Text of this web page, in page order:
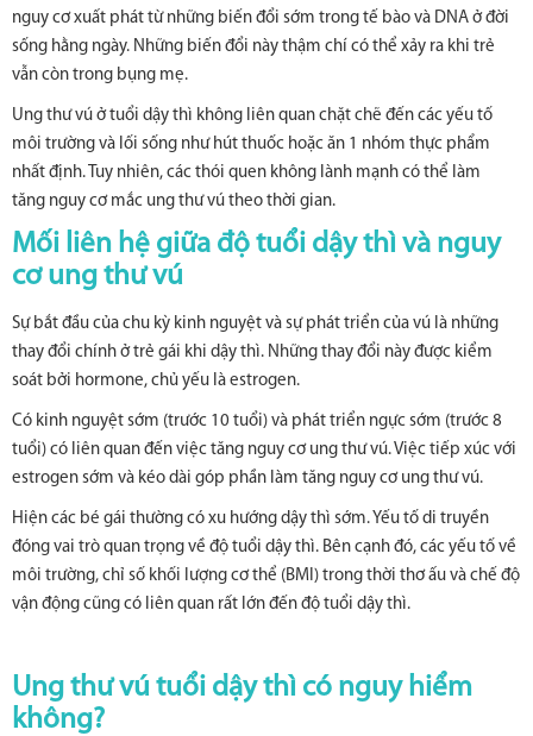
nguy cơ xuất phát từ những biến đổi sớm trong tế bào và DNA ở đời
sống hằng ngày. Những biến đổi này thậm chí có thể xảy ra khi trẻ
vẫn còn trong bụng mẹ.
Ung thư vú ở tuổi dậy thì không liên quan chặt chẽ đến các yếu tố
môi trường và lối sống như hút thuốc hoặc ăn 1 nhóm thực phẩm
nhất định. Tuy nhiên, các thói quen không lành mạnh có thể làm
tăng nguy cơ mắc ung thư vú theo thời gian.
Mối liên hệ giữa độ tuổi dậy thì và nguy
cơ ung thư vú
Sự bắt đầu của chu kỳ kinh nguyệt và sự phát triển của vú là những
thay đổi chính ở trẻ gái khi dậy thì. Những thay đổi này được kiểm
soát bởi hormone, chủ yếu là estrogen.
Có kinh nguyệt sớm (trước 10 tuổi) và phát triển ngực sớm (trước 8
tuổi) có liên quan đến việc tăng nguy cơ ung thư vú. Việc tiếp xúc với
estrogen sớm và kéo dài góp phần làm tăng nguy cơ ung thư vú.
Hiện các bé gái thường có xu hướng dậy thì sớm. Yếu tố di truyền
đóng vai trò quan trọng về độ tuổi dậy thì. Bên cạnh đó, các yếu tố về
môi trường, chỉ số khối lượng cơ thể (BMI) trong thời thơ ấu và chế độ
vận động cũng có liên quan rất lớn đến độ tuổi dậy thì.
Ung thư vú tuổi dậy thì có nguy hiểm
không?